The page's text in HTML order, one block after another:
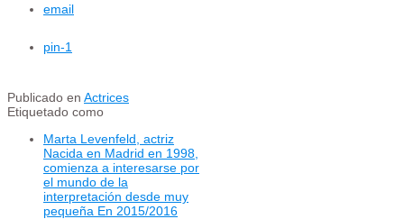
email
pin-1
Publicado en Actrices
Etiquetado como
Marta Levenfeld, actriz
Nacida en Madrid en 1998,
comienza a interesarse por
el mundo de la
interpretación desde muy
pequeña En 2015/2016